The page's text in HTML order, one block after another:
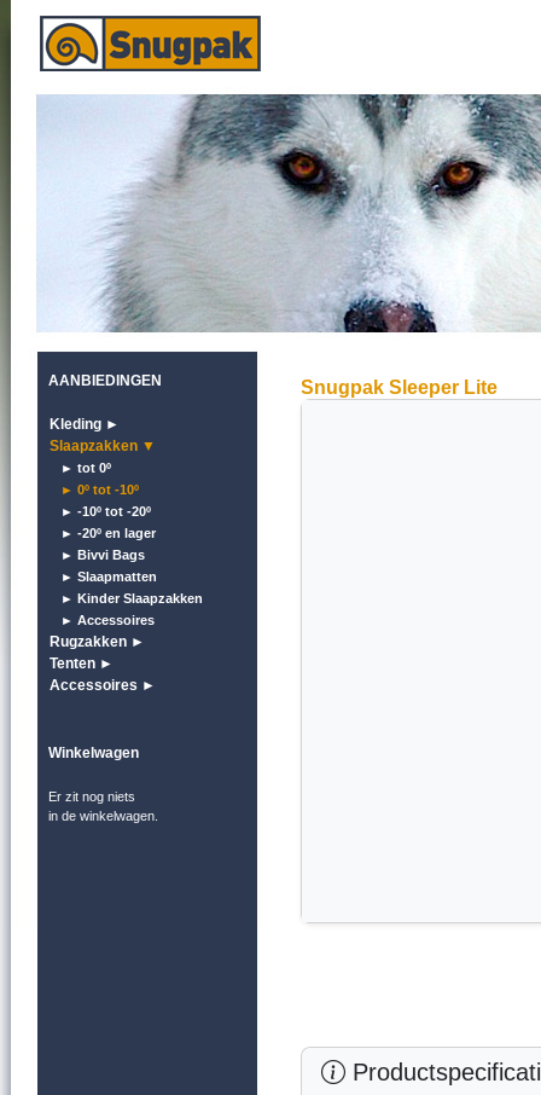
AANBIEDINGEN
Kleding ►
Slaapzakken ▼
► tot 0º
► 0º tot -10º
► -10º tot -20º
► -20º en lager
► Bivvi Bags
► Slaapmatten
► Kinder Slaapzakken
► Accessoires
Rugzakken ►
Tenten ►
Accessoires ►
Winkelwagen
Er zit nog niets
in de winkelwagen.
Snugpak Sleeper Lite